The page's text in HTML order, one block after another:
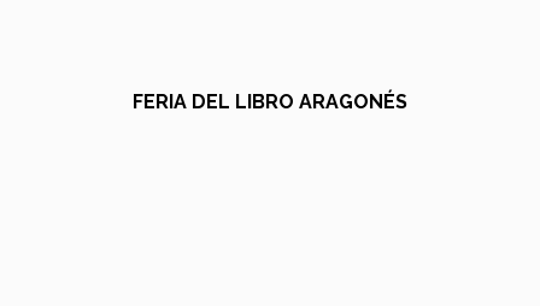
FERIA DEL LIBRO ARAGONÉS